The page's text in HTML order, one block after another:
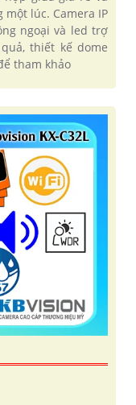
lúc. Camera IP
ngoại và led trợ
thiết kế dome
tham khảo